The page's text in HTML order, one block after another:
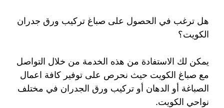
هل ترغب في الحصول على صباغ تركيب ورق جدران
الكويت؟
يمكن لك الاستفادة من هذه الخدمة من خلال التواصل
مع صباغ الكويت حيث نحرص على توفير كافة اعمال
الصباغة أو الدهان أو تركيب ورق الجدران في مختلف
نواحي الكويت.